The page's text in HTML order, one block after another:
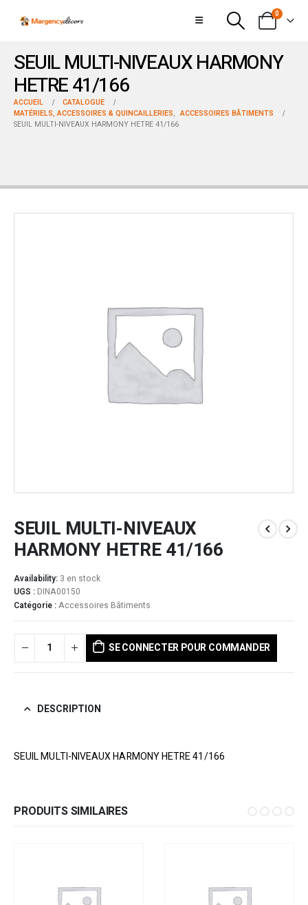
0
SEUIL MULTI-NIVEAUX HARMONY
HETRE 41/166
ACCUEIL
CATALOGUE
MATÉRIELS, ACCESSOIRES & QUINCAILLERIES, ACCESSOIRES BÂTIMENTS
SEUIL MULTI-NIVEAUX HARMONY HETRE 41/166
SEUIL MULTI-NIVEAUX
HARMONY HETRE 41/166
Availability: 3 en stock
UGS : DINA00150
Catégorie :Accessoires Bâtiments
SE CONNECTER POUR COMMANDER
DESCRIPTION
SEUIL MULTI-NIVEAUX HARMONY HETRE 41/166
PRODUITS SIMILAIRES